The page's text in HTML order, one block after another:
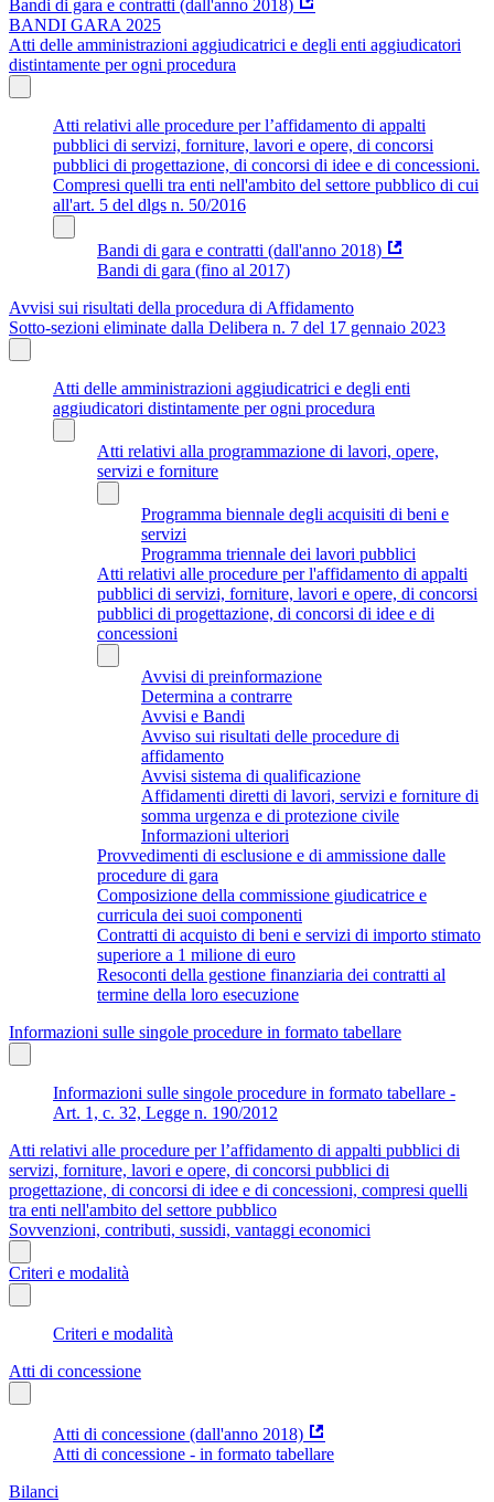
Bandi di gara e contratti (dall'anno 2018)
BANDI GARA 2025
Atti delle amministrazioni aggiudicatrici e degli enti aggiudicatori
distintamente per ogni procedura
Atti relativi alle procedure per l’affidamento di appalti
pubblici di servizi, forniture, lavori e opere, di concorsi
pubblici di progettazione, di concorsi di idee e di concessioni.
Compresi quelli tra enti nell'ambito del settore pubblico di cui
all'art. 5 del dlgs n. 50/2016
Bandi di gara e contratti (dall'anno 2018)
Bandi di gara (fino al 2017)
Avvisi sui risultati della procedura di Affidamento
Sotto-sezioni eliminate dalla Delibera n. 7 del 17 gennaio 2023
Atti delle amministrazioni aggiudicatrici e degli enti
aggiudicatori distintamente per ogni procedura
Atti relativi alla programmazione di lavori, opere,
servizi e forniture
Programma biennale degli acquisiti di beni e
servizi
Programma triennale dei lavori pubblici
Atti relativi alle procedure per l'affidamento di appalti
pubblici di servizi, forniture, lavori e opere, di concorsi
pubblici di progettazione, di concorsi di idee e di
concessioni
Avvisi di preinformazione
Determina a contrarre
Avvisi e Bandi
Avviso sui risultati delle procedure di
affidamento
Avvisi sistema di qualificazione
Affidamenti diretti di lavori, servizi e forniture di
somma urgenza e di protezione civile
Informazioni ulteriori
Provvedimenti di esclusione e di ammissione dalle
procedure di gara
Composizione della commissione giudicatrice e
curricula dei suoi componenti
Contratti di acquisto di beni e servizi di importo stimato
superiore a 1 milione di euro
Resoconti della gestione finanziaria dei contratti al
termine della loro esecuzione
Informazioni sulle singole procedure in formato tabellare
Informazioni sulle singole procedure in formato tabellare -
Art. 1, c. 32, Legge n. 190/2012
Atti relativi alle procedure per l’affidamento di appalti pubblici di
servizi, forniture, lavori e opere, di concorsi pubblici di
progettazione, di concorsi di idee e di concessioni, compresi quelli
tra enti nell'ambito del settore pubblico
Sovvenzioni, contributi, sussidi, vantaggi economici
Criteri e modalità
Criteri e modalità
Atti di concessione
Atti di concessione (dall'anno 2018)
Atti di concessione - in formato tabellare
Bilanci